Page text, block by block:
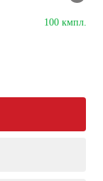
100 кмпл.